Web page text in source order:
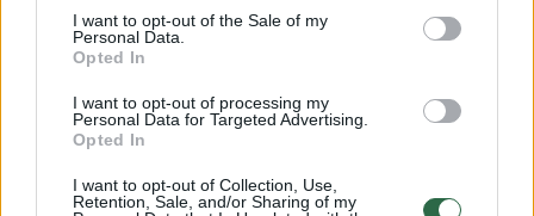
I want to opt-out of the Sale of my
Personal Data.
Opted In
I want to opt-out of processing my
Personal Data for Targeted Advertising.
Opted In
I want to opt-out of Collection, Use,
Retention, Sale, and/or Sharing of my
32 laipsnių šilumos
Žinios | Orai
V. Zalužno pasisakymą laiko bandymu įsitvirtinti
Ukrainos politikoje: jis yra neteisus
Laidos | Nauja diena